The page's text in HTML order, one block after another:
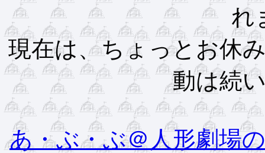
れ
現在は、ちょっとお休
動は続
あ・ぶ・ぶ＠人形劇場